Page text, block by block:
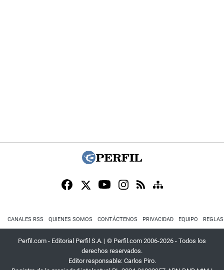
CANALES RSS QUIENES SOMOS CONTÁCTENOS PRIVACIDAD EQUIPO
Perfil.com - Editorial Perfil S.A. | © Perfil.com 2006-2026 - Todos los
derechos reservados.
Editor responsable: Carlos Piro.